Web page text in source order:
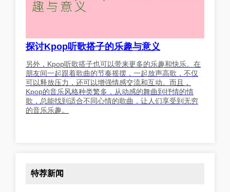
探讨Kpop听歌搭子的乐趣与意义
另外，Kpop听歌搭子也可以带来更多的乐趣和快乐。在
朋友间一起跟着歌曲的节奏摇摆，一起放声高歌，不仅
可以释放压力，还可以增强情感交流和互动。而且，
Kpop的音乐风格种类繁多，从动感的舞曲到抒情的情
歌，总能找到适合不同心情的歌曲，让人们享受到无穷
的音乐乐趣。
特荐新闻